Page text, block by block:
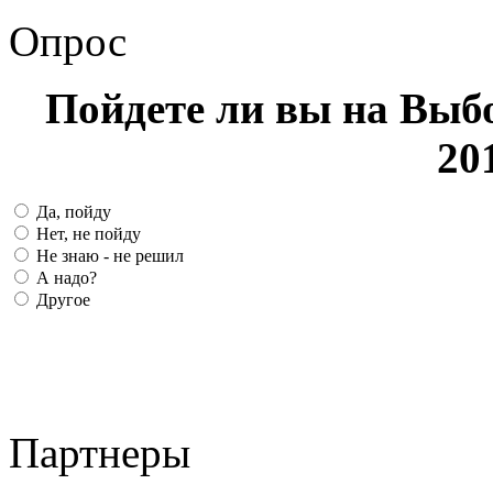
Опрос
Пойдете ли вы на
Да, пойду
Нет, не пойду
Не знаю - не решил
А надо?
Другое
Партнеры